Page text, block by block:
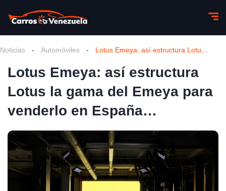
Noticias - Automóviles -
Lotus Emeya: así estructura
Lotus la gama del Emeya para
venderlo en España…